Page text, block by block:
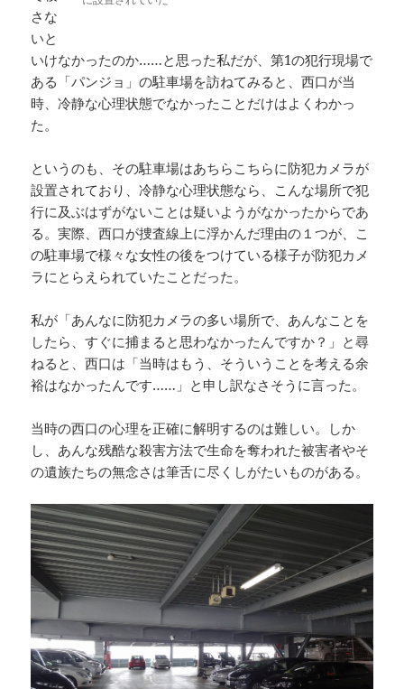
さな
いと
いけなかったのか……と思った私だが、第1の犯行現場で
ある「パンジョ」の駐車場を訪ねてみると、西口が当
時、冷静な心理状態でなかったことだけはよくわかっ
た。
というのも、その駐車場はあちらこちらに防犯カメラが
設置されており、冷静な心理状態なら、こんな場所で犯
行に及ぶはずがないことは疑いようがなかったからであ
る。実際、西口が捜査線上に浮かんだ理由の１つが、こ
の駐車場で様々な女性の後をつけている様子が防犯カメ
ラにとらえられていたことだった。
私が「あんなに防犯カメラの多い場所で、あんなことを
したら、すぐに捕まると思わなかったんですか？」と尋
ねると、西口は「当時はもう、そういうことを考える余
裕はなかったんです……」と申し訳なさそうに言った。
当時の西口の心理を正確に解明するのは難しい。しか
し、あんな残酷な殺害方法で生命を奪われた被害者やそ
の遺族たちの無念さは筆舌に尽くしがたいものがある。